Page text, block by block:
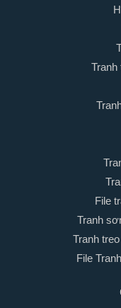
Tranh
File
Tranh
Tranh
File